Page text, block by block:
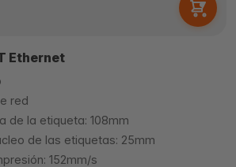
Ethernet
red
de la etiqueta: 108mm
de las etiquetas: 25mm
152mm/s